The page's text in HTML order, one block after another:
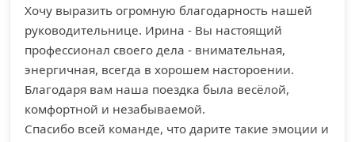
Хочу выразить огромную благодарность нашей
руководительнице. Ирина - Вы настоящий
профессионал своего дела - внимательная,
энергичная, всегда в хорошем настороении.
Благодаря вам наша поездка была весёлой,
комфортной и незабываемой.
Спасибо всей команде, что дарите такие эмоции и